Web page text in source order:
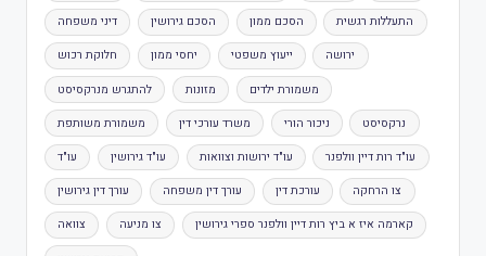
דיני משפחה הסכם גירושין הסכם ממון התעללות רגשית
חלוקת רכוש יחסי ממון ייעוץ משפטי ירושה
להתגרש מנרקסיסט מזונות משמורת ילדים
משמורת משותפת משרד עורכי דין ניכור הורי נרקסיסט
עו"ד עו"ד גירושין עו"ד ירושות וצוואות עו"ד רות דיין וולפנר
עורך דין גירושין עורך דין משפחה עורכת דין צו הרחקה
צוואה צו מניעה קארמה איז א ביץ רות דיין וולפנר ספרי גירושין